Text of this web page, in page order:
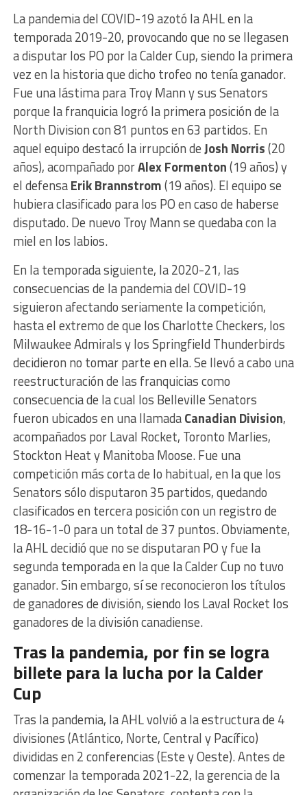
La pandemia del COVID-19 azotó la AHL en la
temporada 2019-20, provocando que no se llegasen
a disputar los PO por la Calder Cup, siendo la primera
vez en la historia que dicho trofeo no tenía ganador.
Fue una lástima para Troy Mann y sus Senators
porque la franquicia logró la primera posición de la
North Division con 81 puntos en 63 partidos. En
aquel equipo destacó la irrupción deJosh Norris(20
años), acompañado porAlex Formenton(19 años) y
el defensaErik Brannstrom(19 años). El equipo se
hubiera clasificado para los PO en caso de haberse
disputado. De nuevo Troy Mann se quedaba con la
miel en los labios.
En la temporada siguiente, la 2020-21, las
consecuencias de la pandemia del COVID-19
siguieron afectando seriamente la competición,
hasta el extremo de que los Charlotte Checkers, los
Milwaukee Admirals y los Springfield Thunderbirds
decidieron no tomar parte en ella. Se llevó a cabo una
reestructuración de las franquicias como
consecuencia de la cual los Belleville Senators
fueron ubicados en una llamadaCanadian Division,
acompañados por Laval Rocket, Toronto Marlies,
Stockton Heat y Manitoba Moose. Fue una
competición más corta de lo habitual, en la que los
Senators sólo disputaron 35 partidos, quedando
clasificados en tercera posición con un registro de
18-16-1-0 para un total de 37 puntos. Obviamente,
la AHL decidió que no se disputaran PO y fue la
segunda temporada en la que la Calder Cup no tuvo
ganador. Sin embargo, sí se reconocieron los títulos
de ganadores de división, siendo los Laval Rocket los
ganadores de la división canadiense.
Tras la pandemia, por fin se logra
billete para la lucha por la Calder
Cup
Tras la pandemia, la AHL volvió a la estructura de 4
divisiones (Atlántico, Norte, Central y Pacífico)
divididas en 2 conferencias (Este y Oeste). Antes de
comenzar la temporada 2021-22, la gerencia de la